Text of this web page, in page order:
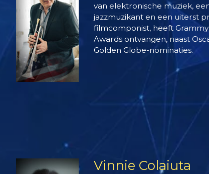
van elektronische muziek,
jazzmuzikant en een uiterst
filmcomponist, heeft
Awards ontvangen, naast
Golden Globe-nominaties.
Vinnie Colaiuta